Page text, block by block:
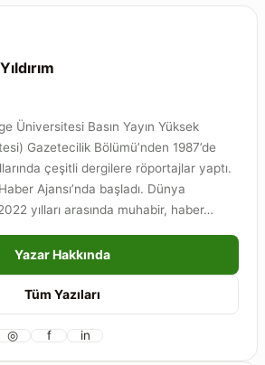
Üniversitesi Basın Yayın Yüksek
Gazetecilik Bölümü’nden 1987’de
çeşitli dergilere röportajlar yaptı.
Ajansı’nda başladı. Dünya
yılları arasında muhabir, haber…
Yazar Hakkında
Tüm Yazıları
◎ f in